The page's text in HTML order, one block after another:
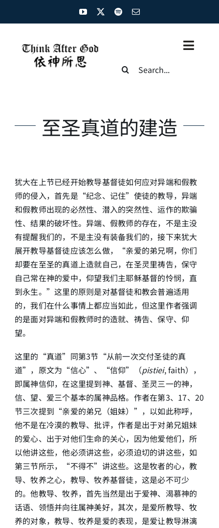
圣经概览
神学概论
圣经解析
简介
下载
Search
至圣真道的建造
犹大在上节已经开始教导基督徒如何应对异端和假教
师的侵入，首先是“纪念、记住”使徒的教导，异端
和假教师出现的必然性、潜入的突然性、运作的欺骗
性、结果的破坏性。异端、假教师的存在，不是主没
有提醒我们的，不是主没有装备我们的，接下来犹大
展开教导基督徒应该怎么做，“亲爱的弟兄啊，你们
却要在至圣的真道上造就自己，在圣灵里祷告，保守
自己常在神的爱中，仰望我们主耶稣基督的怜悯，直
到永生。”这里的原则是对基督徒和教会普遍适用
的，我们在什么事情上都应当如此，但这里作者强调
的是面对异端和假教师时的造就、祷告、保守、仰
望。
这里的“真道”同第3节“从前一次交付圣徒的真
道”，原文为“信心”、“信仰”（pistiei, faith），
即属神信仰，在这里提到神、基督、圣灵三一的神，
信、望、爱三个基本的属神品格。作者在第3、17、20
节三次提到“亲爱的弟兄（姐妹）”，以如此称呼，
他不是在冷漠的教导、批评，作者是出于对弟兄姐妹
的爱心、出于对他们生命的关心，因为他爱他们，所
以他讲这些，他必须讲这些，必须迫切的讲这些，如
第三节所示，“不得不”讲这些。这是牧者的心，教
导、牧养之心，教导、牧养基督徒，这是必不可少
的。他教导、牧养，首先当然是出于爱神、渴慕神的
话语、领悟并向往属神美好，其次，是爱所教导、牧
养的对象，教导、牧养是爱的表现，是爱让教导淋漓